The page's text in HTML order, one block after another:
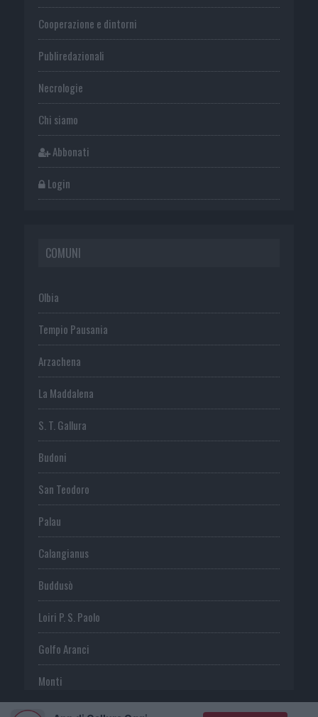
Cooperazione e dintorni
Publiredazionali
Necrologie
Chi siamo
Abbonati
Login
COMUNI
Olbia
Tempio Pausania
Arzachena
La Maddalena
S. T. Gallura
Budoni
San Teodoro
Palau
Calangianus
Buddusò
Loiri P. S. Paolo
Golfo Aranci
Monti
Telti